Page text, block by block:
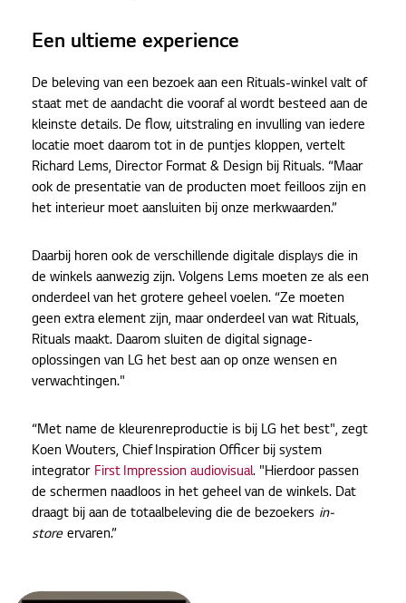
Een ultieme experience
De beleving van een bezoek aan een Rituals-winkel valt of
staat met de aandacht die vooraf al wordt besteed aan de
kleinste details. De flow, uitstraling en invulling van iedere
locatie moet daarom tot in de puntjes kloppen, vertelt
Richard Lems, Director Format & Design bij Rituals. “Maar
ook de presentatie van de producten moet feilloos zijn en
het interieur moet aansluiten bij onze merkwaarden.”
Daarbij horen ook de verschillende digitale displays die in
de winkels aanwezig zijn. Volgens Lems moeten ze als een
onderdeel van het grotere geheel voelen. “Ze moeten
geen extra element zijn, maar onderdeel van wat Rituals,
Rituals maakt. Daarom sluiten de digital signage-
oplossingen van LG het best aan op onze wensen en
verwachtingen."
“Met name de kleurenreproductie is bij LG het best", zegt
Koen Wouters, Chief Inspiration Officer bij system
integrator First Impression audiovisual. "Hierdoor passen
de schermen naadloos in het geheel van de winkels. Dat
draagt bij aan de totaalbeleving die de bezoekers in-
storeervaren.”